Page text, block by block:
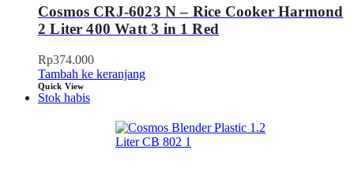
Cosmos CRJ-6023 N – Rice Cooker Harmond
2 Liter 400 Watt 3 in 1 Red
Rp374.000
Tambah ke keranjang
Quick View
Stok habis